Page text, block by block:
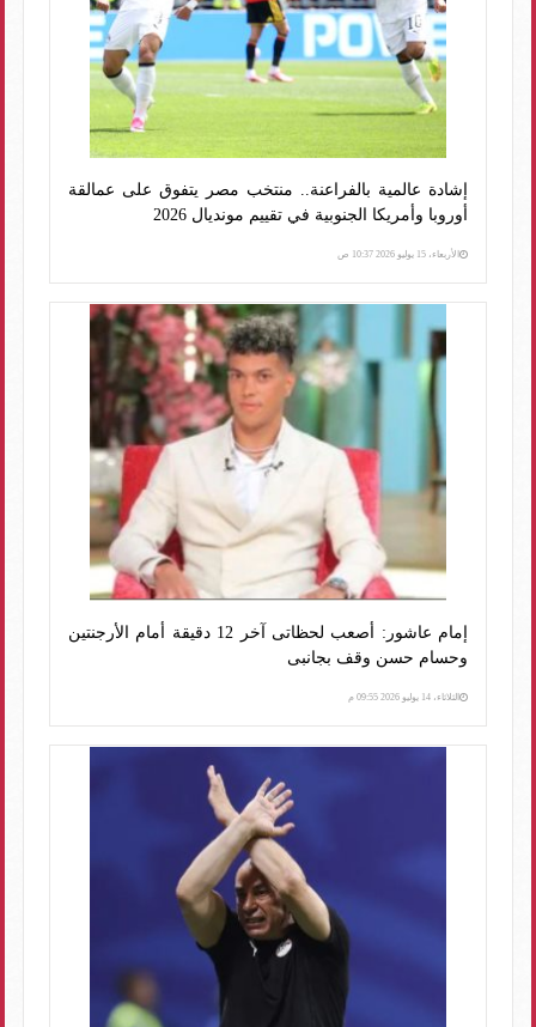
إشادة عالمية بالفراعنة.. منتخب مصر يتفوق على عمالقة
أوروبا وأمريكا الجنوبية في تقييم مونديال 2026
الأربعاء، 15 يوليو 2026 10:37 ص
إمام عاشور: أصعب لحظاتى آخر 12 دقيقة أمام الأرجنتين
وحسام حسن وقف بجانبى
الثلاثاء، 14 يوليو 2026 09:55 م